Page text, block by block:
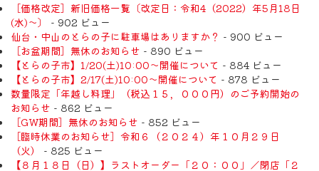
［価格改定］新旧価格一覧〔改定日：令和4（2022）年5月18日
(水)〜〕
- 902 ビュー
仙台・中山のとらの子に駐車場はありますか？ - 900 ビュー
［お盆期間］無休のお知らせ - 890 ビュー
【とらの子市】1/20(土)10:00～開催について - 884 ビュー
【とらの子市】2/17(土)10:00～開催について - 878 ビュー
数量限定「年越し料理」（税込１５，０００円）のご予約開始の
お知らせ - 862 ビュー
［GW期間］無休のお知らせ - 852 ビュー
［臨時休業のお知らせ］令和６（２０２４）年１０月２９日
（火）
- 825 ビュー
【８月１８日（日）】ラストオーダー「２０：００」／閉店「２